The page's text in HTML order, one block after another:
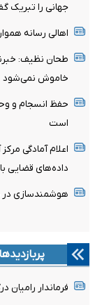
جهانی را تبریک
اهالی رسانه
طحان نظیف:
خاموش نمی‌شود
حفظ انسجام و
است
اعلام آمادگی
داده‌های قضایی
هوشمندسازی در
پربازدیدها
فرماندار